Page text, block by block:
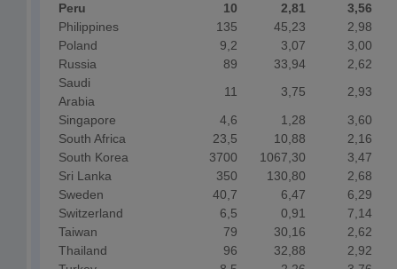
Peru
10 2,81
3,56
Philippines
135 45,23
2,98
Poland
9,2 3,07
3,00
Russia
89 33,94
2,62
Saudi
Arabia
11 3,75
2,93
Singapore
4,6 1,28
3,60
South Africa
23,5 10,88
2,16
South Korea
3700 1067,30
3,47
Sri Lanka
350 130,80
2,68
Sweden
40,7 6,47
6,29
Switzerland
6,5 0,91
7,14
Taiwan
79 30,16
2,62
Thailand
96 32,88
2,92